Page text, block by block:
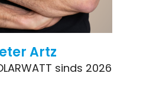
Artz
sinds 2026